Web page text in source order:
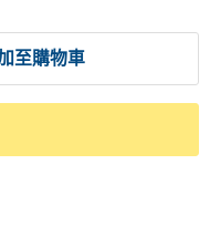
自取商品
客人及商戶，包括
各大校院。